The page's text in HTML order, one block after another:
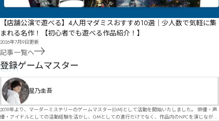
【店舗公演で遊べる】4人用マダミスおすすめ10選｜少人数で気軽に集
まれる名作！【初心者でも遊べる作品紹介！】
2026年7月9日更新
記事一覧へ
GM
登録ゲームマスター
星乃圭吾
2019年より、マーダーミステリーのゲームマスター(GM)として活動を開始いたしました。 俳優・声
優・アイドルとしての活動経験を活かし、GMとしての進行だけでなく、作品内のNPCを演じなが